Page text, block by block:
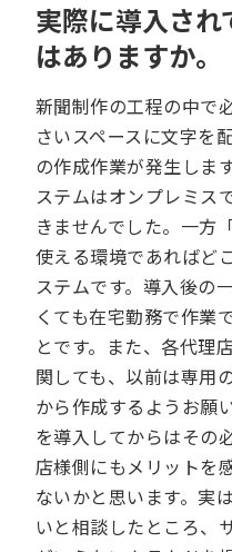
実際に導入され
はありますか。
新聞制作の工程の中で
さいスペースに文字を
の作成作業が発生しま
ステムはオンプレミス
きませんでした。一方
使える環境であればど
ステムです。導入後の
くても在宅勤務で作業
とです。また、各代理
関しても、以前は専用
から作成するようお願
を導入してからはその
店様側にもメリットを
ないかと思います。実
いと相談したところ、